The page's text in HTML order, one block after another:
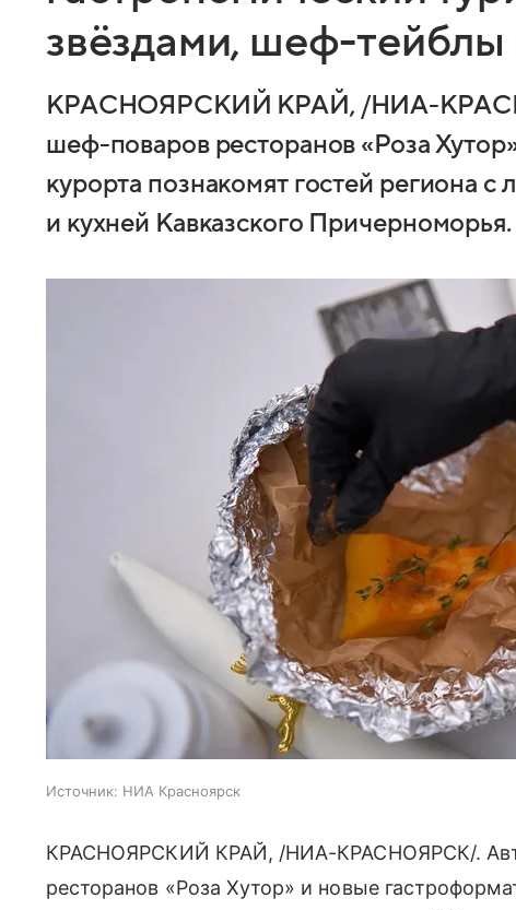
звёздами, шеф-тейблы
КРАСНОЯРСКИЙ КРАЙ, /НИА-
шеф-поваров ресторанов «Роза
курорта познакомят гостей региона
и кухней Кавказского Причерноморья.
Источник: НИА Красноярск
КРАСНОЯРСКИЙ КРАЙ, /НИА-КРАСНОЯРСК/.
ресторанов «Роза Хутор» и новые